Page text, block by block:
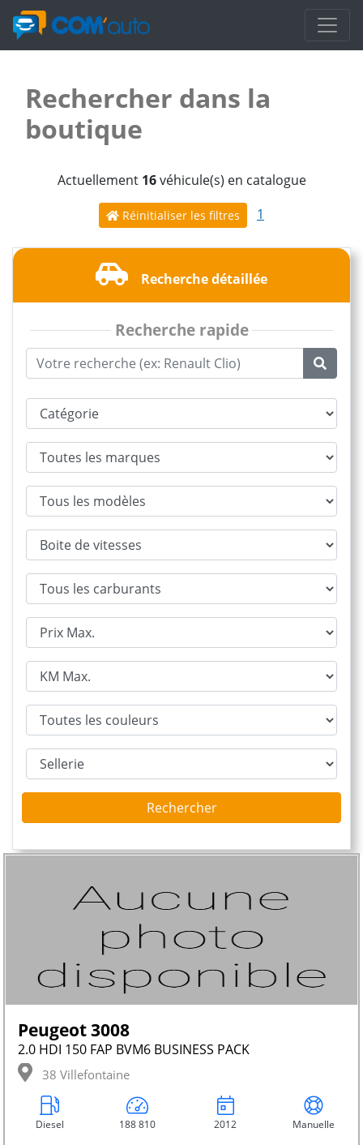
Rechercher dans la
boutique
Actuellement 16véhicule(s) en catalogue
Réinitialiser les filtres 1
Recherche détaillée
Recherche rapide
Rechercher
Peugeot 3008
2.0 HDI 150 FAP BVM6 BUSINESS PACK
38 Villefontaine
Diesel 188 810 2012 Manuelle